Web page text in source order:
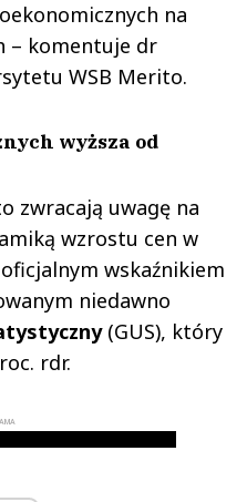
na
– komentuje dr
WSB Merito.
wyższa od
zwracają uwagę na
wzrostu cen w
wskaźnikiem
niedawno
(GUS), który
rdr.